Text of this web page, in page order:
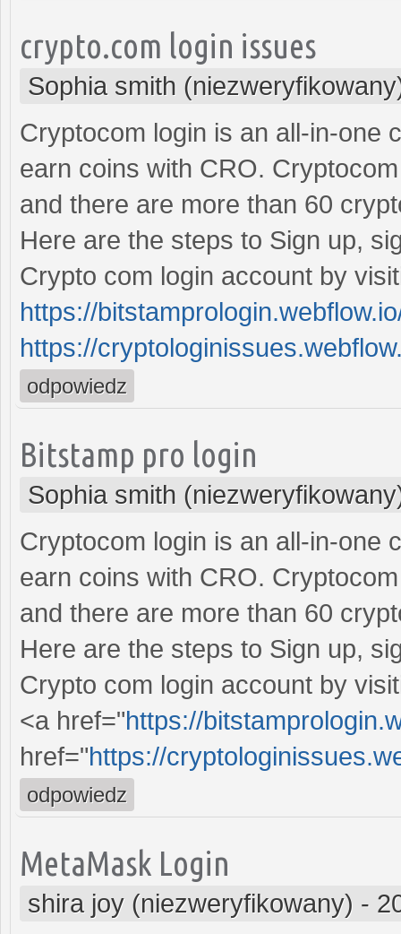
crypto.com login issues
Sophia smith
Cryptocom login is an all-in-one
earn coins with CRO.
and there are more than 60
Here are the steps to Sign up,
Crypto com login account by
https://
https://
odpowiedz
Bitstamp pro login
Sophia smith
Cryptocom login is an all-in-one
earn coins with CRO.
and there are more than 60
Here are the steps to Sign up,
Crypto com login account by
<a href="https://
href="https://
odpowiedz
MetaMask Login
shira joy (niezweryfikowany) -